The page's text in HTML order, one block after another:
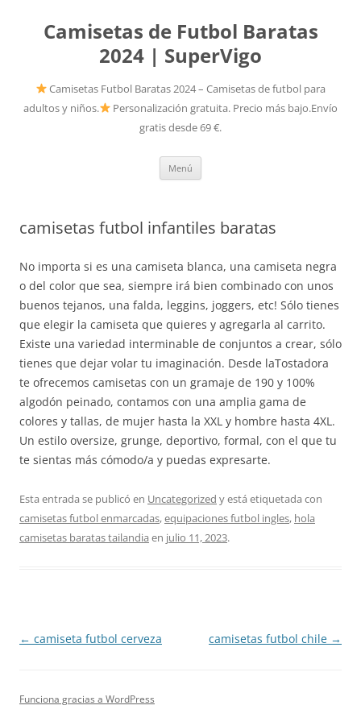
Camisetas de Futbol Baratas
2024 | SuperVigo
Camisetas Futbol Baratas 2024 – Camisetas de futbol para
adultos y niños.
Personalización gratuita. Precio más bajo.Envío
gratis desde 69 €.
Menú
camisetas futbol infantiles baratas
No importa si es una camiseta blanca, una camiseta negra
o del color que sea, siempre irá bien combinado con unos
buenos tejanos, una falda, leggins, joggers, etc! Sólo tienes
que elegir la camiseta que quieres y agregarla al carrito.
Existe una variedad interminable de conjuntos a crear, sólo
tienes que dejar volar tu imaginación. Desde laTostadora
te ofrecemos camisetas con un gramaje de 190 y 100%
algodón peinado, contamos con una amplia gama de
colores y tallas, de mujer hasta la XXL y hombre hasta 4XL.
Un estilo oversize, grunge, deportivo, formal, con el que tu
te sientas más cómodo/a y puedas expresarte.
Esta entrada se publicó en Uncategorized y está etiquetada con
camisetas futbol enmarcadas,equipaciones futbol ingles, hola
camisetas baratas tailandia en julio 11, 2023.
Navegación
← camiseta futbol cerveza camisetas futbol chile →
Funciona gracias a WordPress